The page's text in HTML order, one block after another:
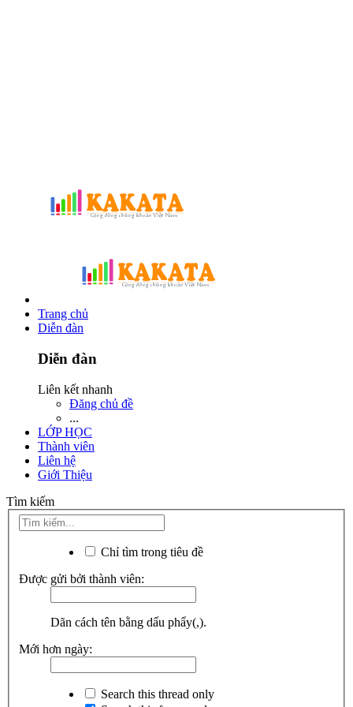
Trang chủ
Diễn đàn
Diễn đàn
Liên kết nhanh
Đăng chủ đề
...
LỚP HỌC
Thành viên
Liên hệ
Giới Thiệu
Tìm kiếm
Chỉ tìm trong tiêu đề
Được gửi bởi thành viên:
Dãn cách tên bằng dấu phẩy(,).
Mới hơn ngày:
Search this thread only